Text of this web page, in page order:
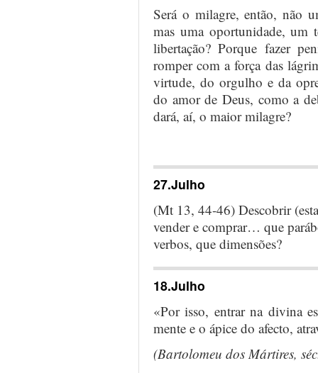
Será o milagre, então, não
mas uma oportunidade, um
libertação? Porque fazer
romper com a força das
virtude, do orgulho e da
do amor de Deus, como a
dará, aí, o maior milagre?
27.Julho
(Mt 13, 44-46) Descobrir
vender e comprar… que
verbos, que dimensões?
18.Julho
«Por isso, entrar na divina
mente e o ápice do afecto,
(Bartolomeu dos Mártires,